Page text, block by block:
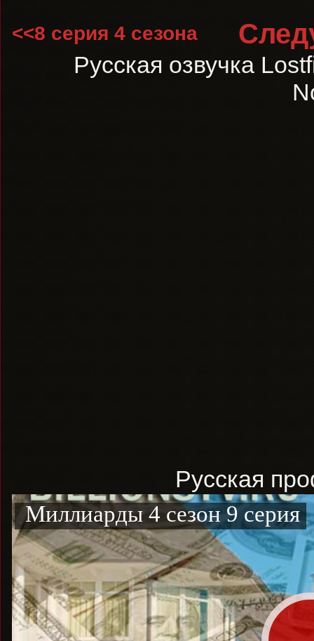
<<8 серия 4 сезона
Русская озвучка
Русская
Миллиарды 4 сезон 9 серия